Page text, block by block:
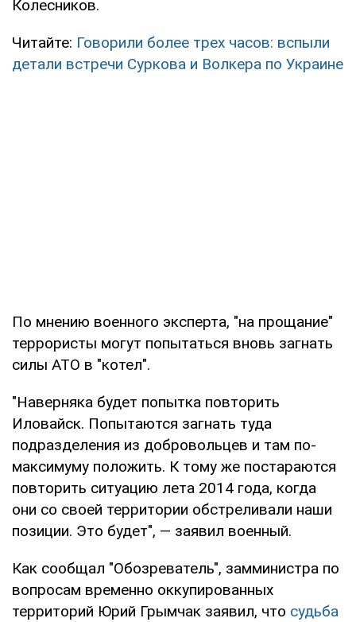
Колесников.
Читайте: Говорили более трех часов: вспыли
детали встречи Суркова и Волкера по Украине
По мнению военного эксперта, "на прощание"
террористы могут попытаться вновь загнать
силы АТО в "котел".
"Наверняка будет попытка повторить
Иловайск. Попытаются загнать туда
подразделения из добровольцев и там по-
максимуму положить. К тому же постараются
повторить ситуацию лета 2014 года, когда
они со своей территории обстреливали наши
позиции. Это будет", — заявил военный.
Как сообщал "Обозреватель", замминистра по
вопросам временно оккупированных
территорий Юрий Грымчак заявил, что судьба